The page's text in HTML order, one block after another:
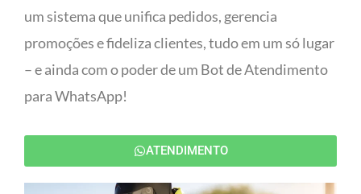
um sistema que unifica pedidos, gerencia
promoções e fideliza clientes, tudo em um só lugar
– e ainda com o poder de um Bot de Atendimento
para WhatsApp!
ATENDIMENTO